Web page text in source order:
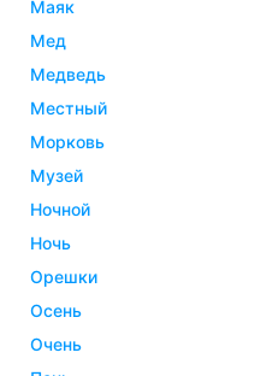
маяк
мед
медведь
местный
морковь
музей
ночной
ночь
орешки
осень
очень